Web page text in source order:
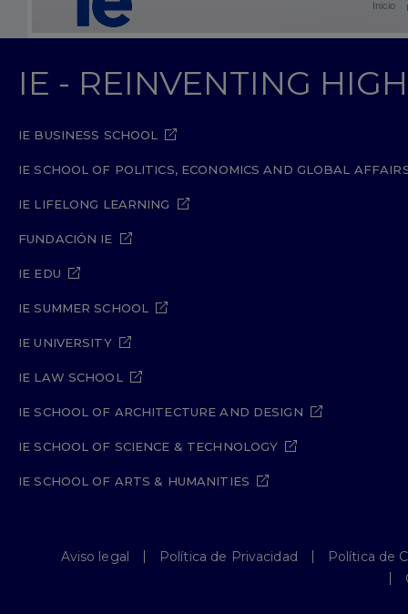
Inicio
IE - REINVENTING
IE BUSINESS SCHOOL
IE SCHOOL OF POLITICS, ECONOMICS AND GLOBAL
IE LIFELONG LEARNING
FUNDACIÓN IE
IE EDU
IE SUMMER SCHOOL
IE UNIVERSITY
IE LAW SCHOOL
IE SCHOOL OF ARCHITECTURE AND DESIGN
IE SCHOOL OF SCIENCE & TECHNOLOGY
IE SCHOOL OF ARTS & HUMANITIES
Aviso legal Política de Privacidad
Política de